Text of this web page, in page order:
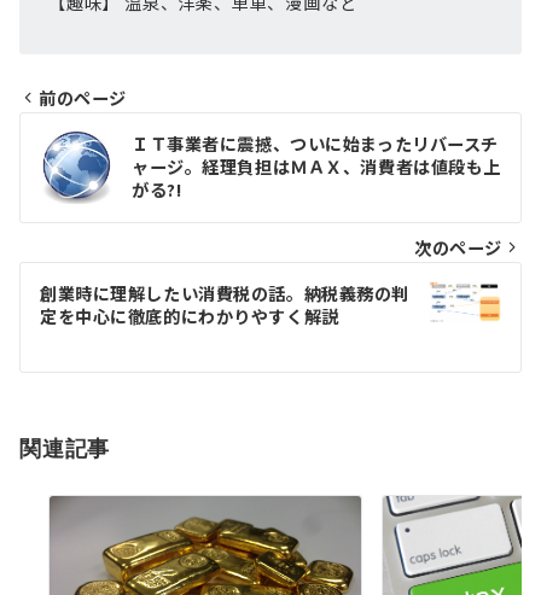
稿
ビ
ゲ
シ
ン
前のページ
ＩＴ事業者に震撼、ついに始まったリバースチ
ャージ。経理負担はＭＡＸ、消費者は値段も上
がる?!
次のページ
創業時に理解したい消費税の話。納税義務の判
定を中心に徹底的にわかりやすく解説
関連記事